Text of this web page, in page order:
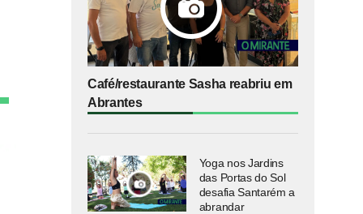
Café/restaurante Sasha reabriu em
Abrantes
Yoga nos Jardins
das Portas do Sol
desafia Santarém a
abrandar